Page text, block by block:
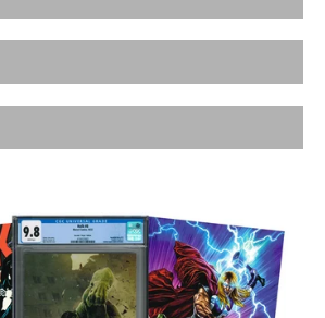
Batman Comics
Justice League Comics